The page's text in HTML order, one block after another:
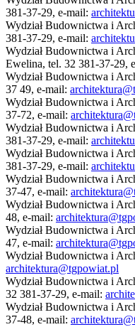
381-37-29, e-mail:
Wydział Budownictwa i
381-37-29, e-mail:
Wydział Budownictwa i
Ewelina, tel. 32 381-37-29,
Wydział Budownictwa i
37 49, e-mail:
Wydział Budownictwa i
37-72, e-mail:
Wydział Budownictwa i
381-37-29, e-mail:
Wydział Budownictwa i
381-37-29, e-mail:
Wydział Budownictwa i
37-47, e-mail:
Wydział Budownictwa i
48, e-mail:
Wydział Budownictwa i
47, e-mail:
Wydział Budownictwa i
architektura@tgpowiat.pl
Wydział Budownictwa i
32 381-37-29, e-mail:
Wydział Budownictwa i
37-48, e-mail: